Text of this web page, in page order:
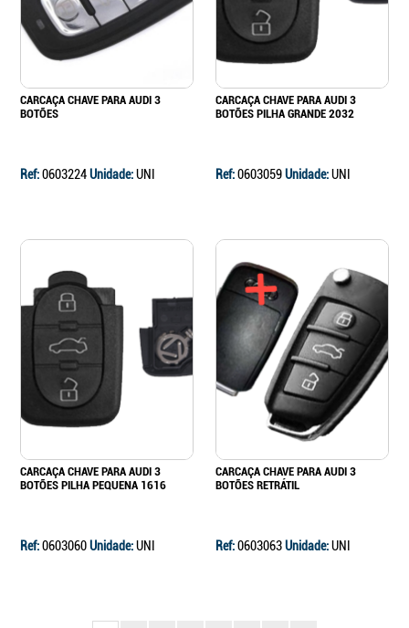
CARCAÇA CHAVE PARA AUDI 3
BOTÕES
Ref:0603224Unidade:UNI
CARCAÇA CHAVE PARA AUDI 3
BOTÕES PILHA GRANDE 2032
Ref:0603059Unidade:UNI
CARCAÇA CHAVE PARA AUDI 3
BOTÕES PILHA PEQUENA 1616
Ref:0603060Unidade:UNI
CARCAÇA CHAVE PARA AUDI 3
BOTÕES RETRÁTIL
Ref:0603063Unidade:UNI